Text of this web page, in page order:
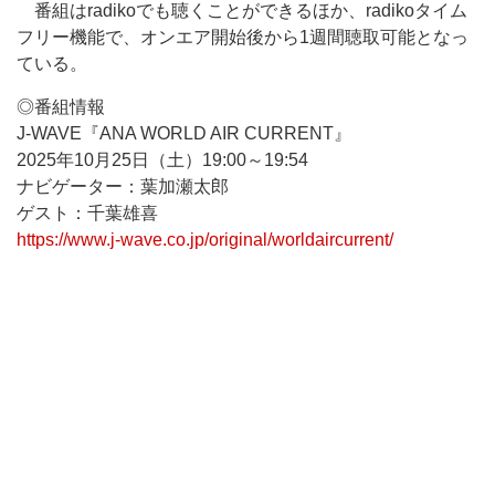
番組はradikoでも聴くことができるほか、radikoタイム
フリー機能で、オンエア開始後から1週間聴取可能となっ
ている。
◎番組情報
J-WAVE『ANA WORLD AIR CURRENT』
2025年10月25日（土）19:00～19:54
ナビゲーター：葉加瀬太郎
ゲスト：千葉雄喜
https://www.j-wave.co.jp/original/worldaircurrent/